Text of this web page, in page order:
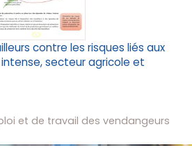
contre les risques liés aux
secteur agricole et
et de travail des vendangeurs